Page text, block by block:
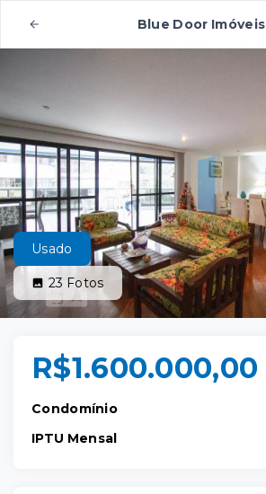
Blue Door Imóveis
Usado
23 Fotos
R$1.600.000,00
Condomínio
IPTU Mensal